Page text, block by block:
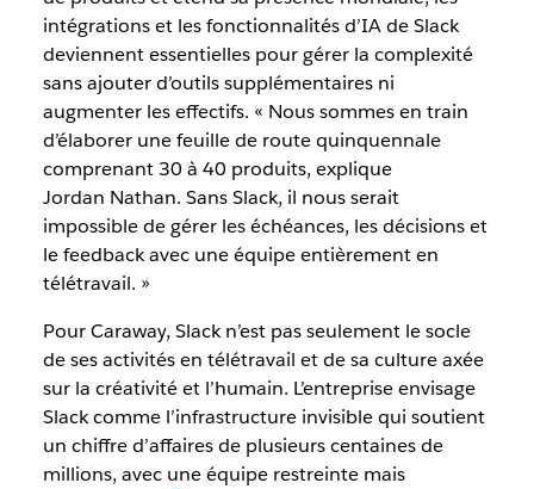
intégrations et les fonctionnalités d’IA de Slack
deviennent essentielles pour gérer la complexité
sans ajouter d’outils supplémentaires ni
augmenter les effectifs. « Nous sommes en train
d’élaborer une feuille de route quinquennale
comprenant 30 à 40 produits, explique
Jordan Nathan. Sans Slack, il nous serait
impossible de gérer les échéances, les décisions et
le feedback avec une équipe entièrement en
télétravail. »
Pour Caraway, Slack n’est pas seulement le socle
de ses activités en télétravail et de sa culture axée
sur la créativité et l’humain. L’entreprise envisage
Slack comme l’infrastructure invisible qui soutient
un chiffre d’affaires de plusieurs centaines de
millions, avec une équipe restreinte mais